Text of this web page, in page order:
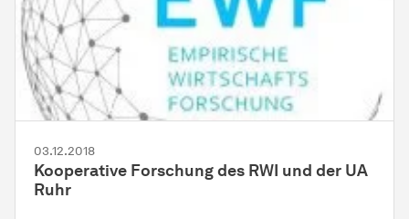
03.12.2018
Kooperative Forschung des RWI und der UA
Ruhr